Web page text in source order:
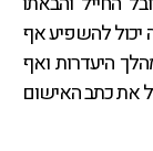
יכול להשפיע אף
היעדרות ואף
את כתב האישום